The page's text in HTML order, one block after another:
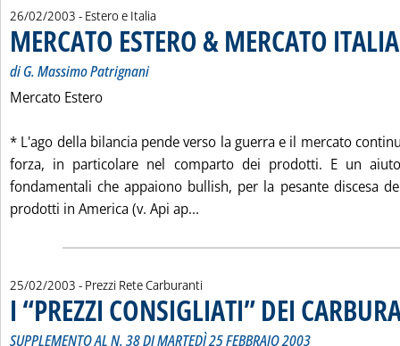
26/02/2003 - Estero e Italia
MERCATO ESTERO & MERCATO ITALIA
di G. Massimo Patrignani
Mercato Estero
* L'ago della bilancia pende verso la guerra e il mercato
forza, in particolare nel comparto dei prodotti. E un
fondamentali che appaiono bullish, per la pesante discesa
prodotti in America (v. Api ap...
25/02/2003 - Prezzi Rete Carburanti
I “PREZZI CONSIGLIATI” DEI
SUPPLEMENTO AL N. 38 DI MARTEDÌ 25 FEBBRAIO 2003